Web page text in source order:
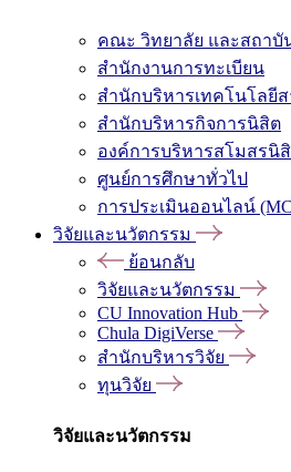
คณะ วิทยาลัย และสถาบั
สำนักงานการทะเบียน
สำนักบริหารเทคโนโลยี
สำนักบริหารกิจการนิสิต
องค์การบริหารสโมสรนิ
ศูนย์การศึกษาทั่วไป
การประเมินออนไลน์
วิจัยและนวัตกรรม
ย้อนกลับ
วิจัยและนวัตกรรม
CU Innovation Hub
Chula DigiVerse
สำนักบริหารวิจัย
ทุนวิจัย
วิจัยและนวัตกรรม